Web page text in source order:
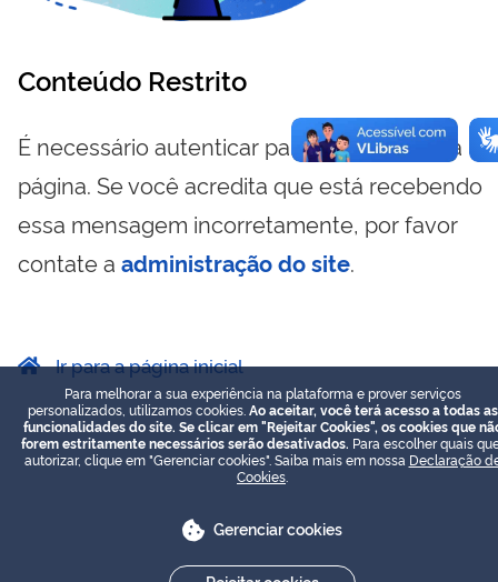
Conteúdo Restrito
É necessário autenticar para visualizar essa
página. Se você acredita que está recebendo
essa mensagem incorretamente, por favor
contate a administração do site.
Ir para a página inicial
Para melhorar a sua experiência na plataforma e prover serviços
personalizados, utilizamos cookies. Ao aceitar, você terá acesso a todas as
funcionalidades do site. Se clicar em "Rejeitar Cookies", os cookies que
forem estritamente necessários serão desativados. Para escolher quais
autorizar, clique em "Gerenciar cookies". Saiba mais em nossa Declaração
Cookies
Gerenciar cookies